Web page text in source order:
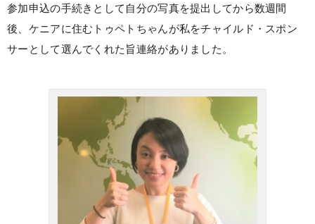
参加申込の手続きとして自分の写真を提出してから数週間
後、ケニアに住むトゥペトちゃんが私をチャイルド・スポン
サーとして選んでくれた旨連絡がありました。